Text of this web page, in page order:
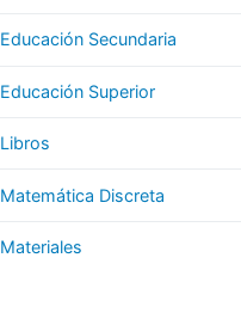
Educación Secundaria
Educación Superior
Libros
Matemática Discreta
Materiales